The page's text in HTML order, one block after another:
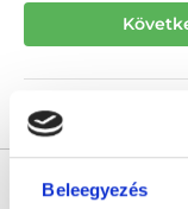
Beleegyezés